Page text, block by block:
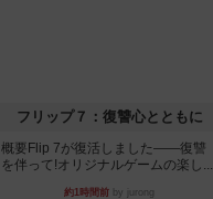
フリップ７：復讐心とともに
概要Flip 7が復活しました――復讐
を伴って!オリジナルゲームの楽し...
約1時間前 by jurong